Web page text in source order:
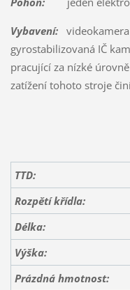
Vybavení:videokamera
gyrostabilizovaná IČ
pracující za nízké
zatížení tohoto stroje
TTD:
Rozpětí křídla:
Délka:
Výška:
Prázdná hmotnost: